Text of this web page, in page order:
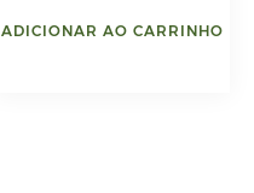
ADICIONAR AO CARRINHO